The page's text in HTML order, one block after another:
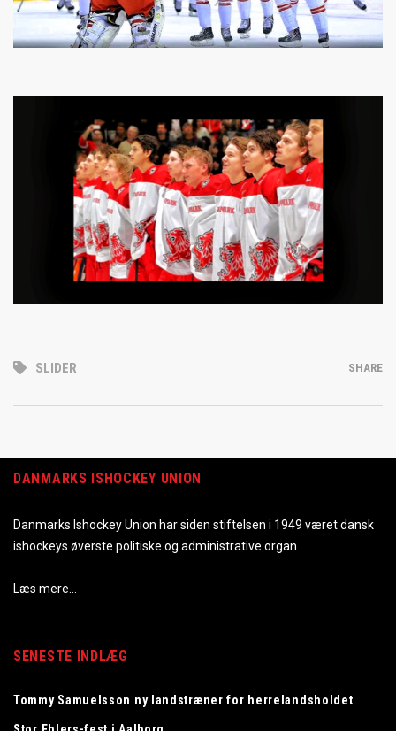
SLIDER SHARE
DANMARKS ISHOCKEY UNION
Danmarks Ishockey Union har siden stiftelsen i 1949 været dansk
ishockeys øverste politiske og administrative organ.
Læs mere…
SENESTE INDLÆG
Tommy Samuelsson ny landstræner for herrelandsholdet